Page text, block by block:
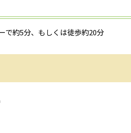
約5分、もしくは徒歩約20分